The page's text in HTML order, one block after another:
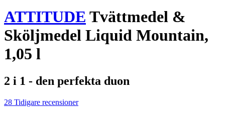
ATTITUDE Tvättmedel &
Sköljmedel Liquid Mountain,
1,05 l
2 i 1 - den perfekta duon
28 Tidigare recensioner